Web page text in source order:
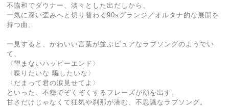
不協和でダウナー、淡々とした出だしから、
一気に深い歪みへと切り替わる90sグランジ／オルタナ的な展開を
持つ曲。
一見すると、かわいい言葉が並ぶピュアなラブソングのようでい
て、
〈望まないハッピーエンド〉
〈喋りたいな 騙したいな〉
〈だまって君の涙見せてよ〉
といった、不穏でぞくぞくするフレーズが顔を出す。
甘さだけじゃなくて狂気や刹那が潜む、不思議なラブソング。